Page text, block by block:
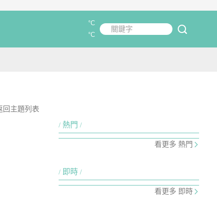
關鍵字
°C
°C
回主題列表
熱門
看更多 熱門
即時
看更多 即時